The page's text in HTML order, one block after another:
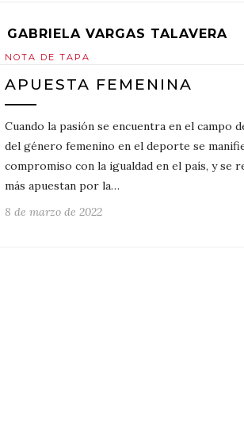
GABRIELA VARGAS TALAVERA
NOTA DE TAPA
APUESTA FEMENINA
Cuando la pasión se encuentra en el campo
del género femenino en el deporte se
compromiso con la igualdad en el país, y se
más apuestan por la…
8 de marzo de 2022